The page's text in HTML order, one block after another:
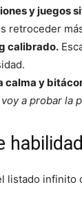
y juegos
retroceder
calibrado.
calma y
a probar la
listado infinito